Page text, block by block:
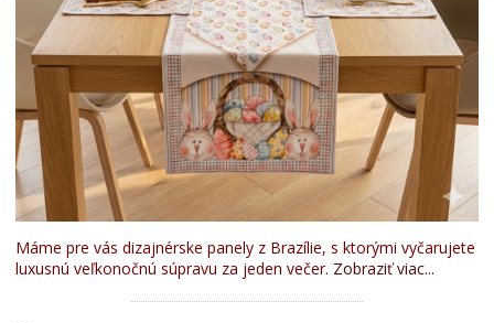
Máme pre vás dizajnérske panely z Brazílie, s ktorými vyčarujete
luxusnú veľkonočnú súpravu za jeden večer. Zobraziť viac...